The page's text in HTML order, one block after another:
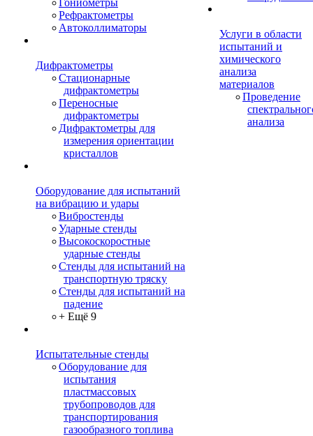
Гониометры
Рефрактометры
Автоколлиматоры
Дифрактометры
Стационарные
дифрактометры
Переносные
дифрактометры
Дифрактометры для
измерения ориентации
кристаллов
Оборудование для испытаний
на вибрацию и удары
Вибростенды
Ударные стенды
Высокоскоростные
ударные стенды
Стенды для испытаний на
транспортную тряску
Стенды для испытаний на
падение
+ Ещё 9
Испытательные стенды
Оборудование для
испытания
пластмассовых
трубопроводов для
транспортирования
газообразного топлива
Услуги в области
испытаний и
химического
анализа
материалов
Проведение
анализа